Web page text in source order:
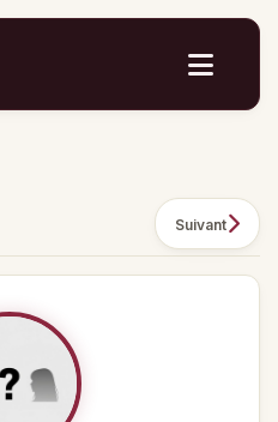
Suivant